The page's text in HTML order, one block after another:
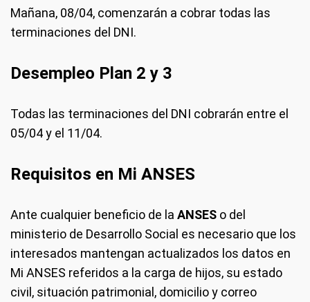
Mañana, 08/04, comenzarán a cobrar todas las
terminaciones del DNI.
Desempleo Plan 2 y 3
Todas las terminaciones del DNI cobrarán entre el
05/04 y el 11/04.
Requisitos en Mi ANSES
Ante cualquier beneficio de la ANSES o del
ministerio de Desarrollo Social es necesario que los
interesados mantengan actualizados los datos en
Mi ANSES referidos a la carga de hijos, su estado
civil, situación patrimonial, domicilio y correo